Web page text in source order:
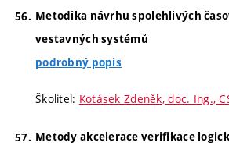
Metodika návrhu spolehlivých
vestavných systémů
podrobný popis
Školitel: Kotásek Zdeněk, doc. Ing.,
Metody akcelerace verifikace